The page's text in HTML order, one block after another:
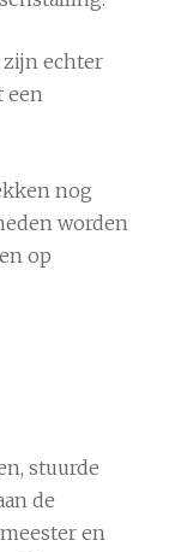
echter
een
nog
worden
op
stuurde
de
en